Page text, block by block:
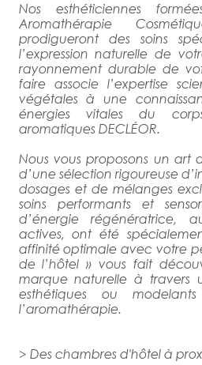
Nos esthéticiennes
Aromathérapie
prodigueront des soins
l’expression naturelle de
rayonnement durable de
faire associe l’expertise
végétales à une
énergies vitales du
aromatiques DECLÉOR.
Nous vous proposons un art
d’une sélection rigoureuse
dosages et de mélanges
soins performants et
d’énergie régénératrice,
actives, ont été
affinité optimale avec votre
de l’hôtel » vous fait
marque naturelle à travers
esthétiques ou
l’aromathérapie.
> Des chambres d'hôtel à